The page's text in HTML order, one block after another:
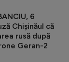
6
Chișinăul că
rusă după
Geran-2